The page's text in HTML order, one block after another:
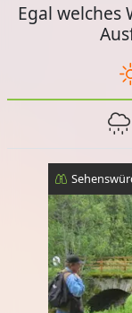
Egal welches